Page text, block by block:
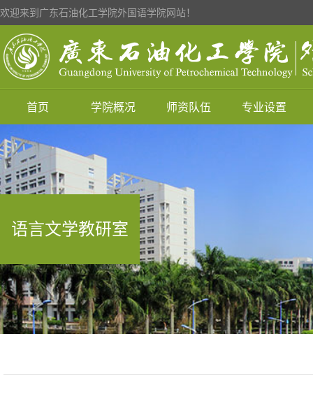
欢迎来到广东石油化工学院外国语学院网站！
首页 学院概况 师资队伍 专业设置
语言文学教研室